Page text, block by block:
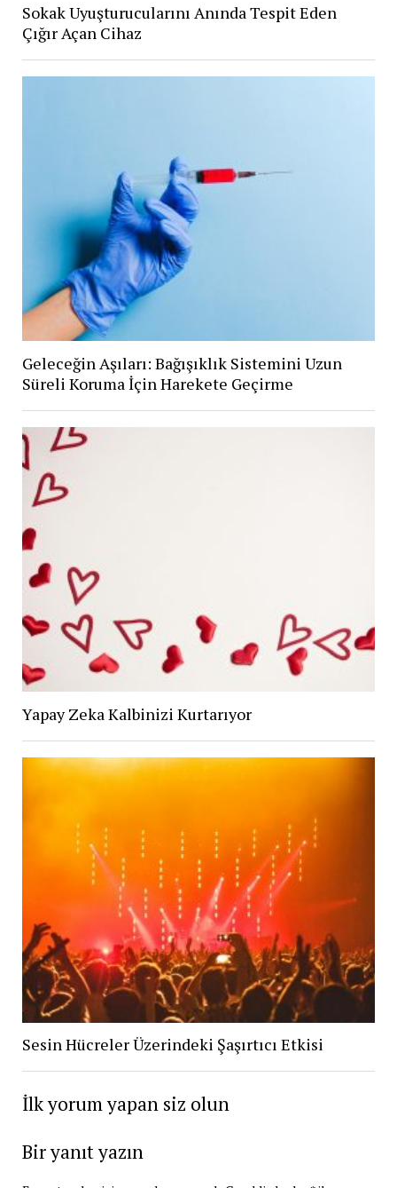
Sokak Uyuşturucularını Anında Tespit Eden
Çığır Açan Cihaz
Geleceğin Aşıları: Bağışıklık Sistemini Uzun
Süreli Koruma İçin Harekete Geçirme
Yapay Zeka Kalbinizi Kurtarıyor
Sesin Hücreler Üzerindeki Şaşırtıcı Etkisi
İlk yorum yapan siz olun
Bir yanıt yazın